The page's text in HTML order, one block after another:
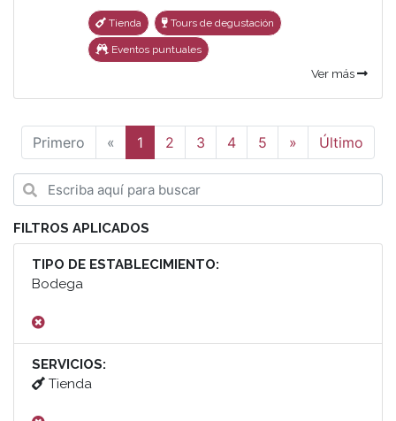
Tienda Tours de degustación
Eventos puntuales
Ver más
Primero « Anterior
1 2 3 4 5 » Siguiente
Último
FILTROS APLICADOS
TIPO DE ESTABLECIMIENTO:
Bodega
SERVICIOS:
Tienda